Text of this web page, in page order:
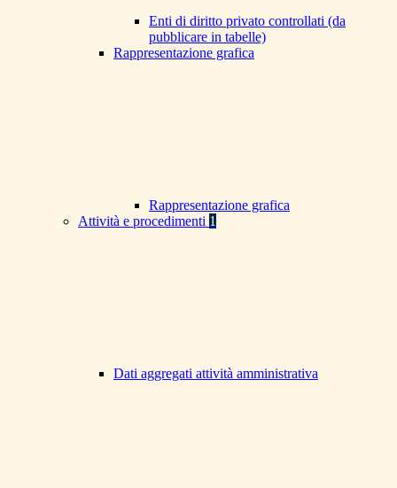
Enti di diritto privato controllati (da
pubblicare in tabelle)
Rappresentazione grafica
Rappresentazione grafica
Attività e procedimenti 1
Dati aggregati attività amministrativa